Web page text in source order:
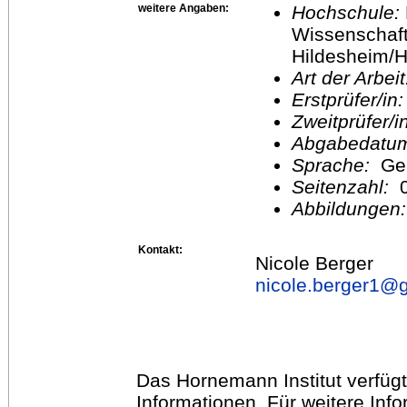
weitere Angaben: Hochschule:
Hildesheim/
Art der
Erstprüfer/
Sprache:
Seitenzahl:
Kontakt:
Nicole Berger
nicole.berger1@
Das Hornemann Institut
Informationen. Für weitere